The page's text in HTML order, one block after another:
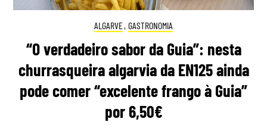
ALGARVE, GASTRONOMIA
“O verdadeiro sabor da Guia”: nesta
churrasqueira algarvia da EN125 ainda
pode comer “excelente frango à Guia”
por 6,50€